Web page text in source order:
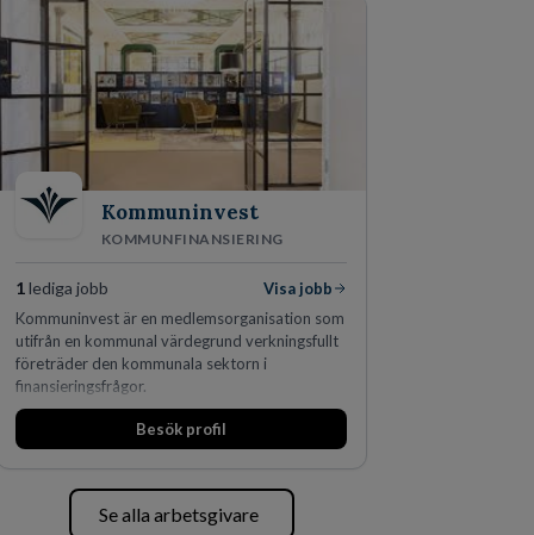
Kommuninvest
KOMMUNFINANSIERING
1lediga jobb
Visa jobb
Kommuninvest är en medlemsorganisation som
utifrån en kommunal värdegrund verkningsfullt
företräder den kommunala sektorn i
finansieringsfrågor.
Besök profil
Se alla arbetsgivare